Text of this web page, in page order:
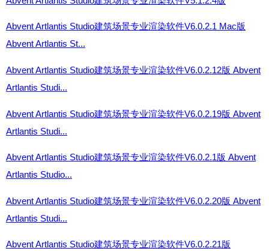
Abvent Artlantis Studio建筑场景专业渲染软件V6.0.2.1 Mac版
Abvent Artlantis St...
Abvent Artlantis Studio建筑场景专业渲染软件V6.0.2.12版 Abvent
Artlantis Studi...
Abvent Artlantis Studio建筑场景专业渲染软件V6.0.2.19版 Abvent
Artlantis Studi...
Abvent Artlantis Studio建筑场景专业渲染软件V6.0.2.1版 Abvent
Artlantis Studio...
Abvent Artlantis Studio建筑场景专业渲染软件V6.0.2.20版 Abvent
Artlantis Studi...
Abvent Artlantis Studio建筑场景专业渲染软件V6.0.2.21版